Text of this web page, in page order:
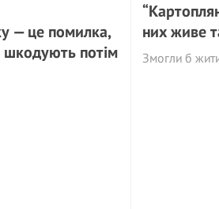
— це помилка,
шкодують потім
них живе
Змогли б